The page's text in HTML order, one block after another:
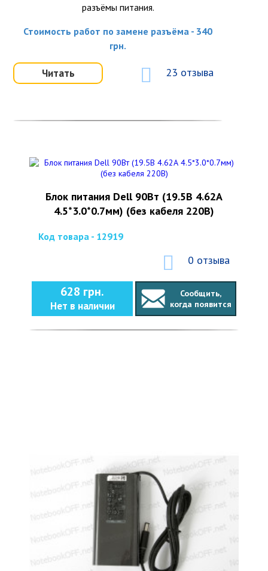
разъёмы питания.
Стоимость работ по замене разъёма - 340
грн.
Читать 23 отзыва
Блок питания Dell 90Вт (19.5В 4.62А
4.5*3.0*0.7мм) (без кабеля 220В)
Код товара - 12919
0 отзыва
628 грн.
Нет в наличии
Сообщить,
когда появится